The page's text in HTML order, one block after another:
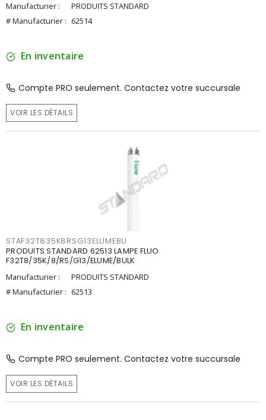
Manufacturier :
PRODUITS STANDARD
# Manufacturier : 62514
En inventaire
Compte PRO seulement. Contactez votre succursale
VOIR LES DÉTAILS
STAF32T835K8RSG13ELUMEBU
PRODUITS STANDARD 62513 LAMPE FLUO
F32T8/35K/8/RS/G13/ELUME/BULK
Manufacturier :
PRODUITS STANDARD
# Manufacturier : 62513
En inventaire
Compte PRO seulement. Contactez votre succursale
VOIR LES DÉTAILS